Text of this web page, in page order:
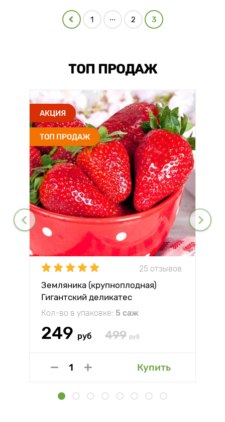
1 ... 2 3
ТОП ПРОДАЖ
АКЦИЯ
ТОП ПРОДАЖ
25 отзывов
Земляника (крупноплодная)
Гигантский деликатес
Кол-во в упаковке: 5 саж
249 руб 499 руб
Купить